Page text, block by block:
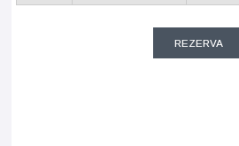
REZERVA